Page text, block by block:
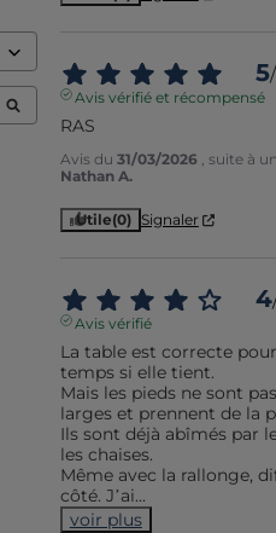
5/
Avis vérifié et récompensé
RAS
Avis du 31/03/2026 , suite à
Nathan A.
Utile(0) Signaler
4
Avis vérifié
La table est correcte
temps si elle tient.
Mais les pieds ne sont
larges et prennent de la
Ils sont déjà abîmés par
les chaises.
Même avec la rallonge,
côté. J’ai...
voir plus